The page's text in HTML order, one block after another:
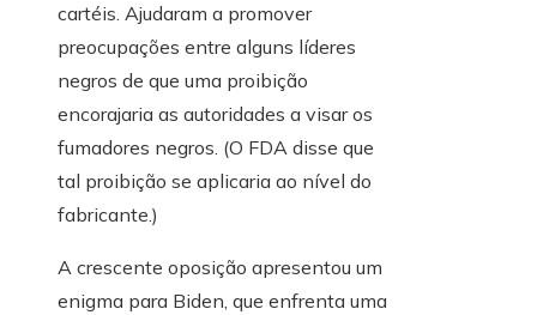
cartéis. Ajudaram a promover
preocupações entre alguns líderes
negros de que uma proibição
encorajaria as autoridades a visar os
fumadores negros. (O FDA disse que
tal proibição se aplicaria ao nível do
fabricante.)
A crescente oposição apresentou um
enigma para Biden, que enfrenta uma